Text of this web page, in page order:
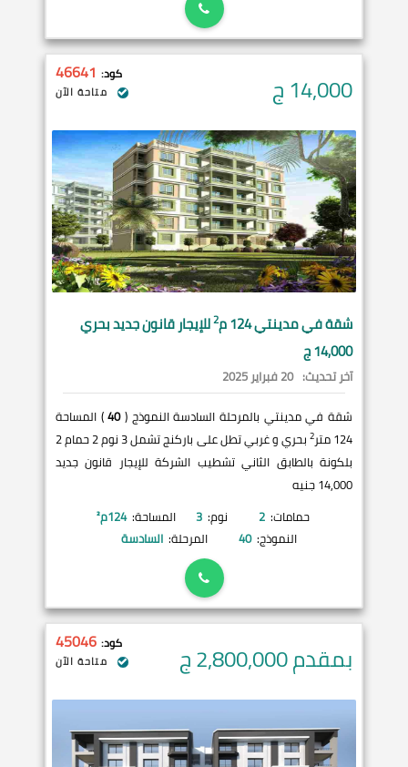
14,000ج كود: 46641
متاحة الآن
شقة فيمدينتي124 م 2للإيجار قانون جديد بحري
14,000 ج
آخر تحديث: 20 فبراير 2025
شقة في مدينتي بالمرحلة السادسة النموذج (40) المساحة
124 متر
2
بحري و غربي تطل على باركنج تشمل 3 نوم 2 حمام 2
بلكونة بالطابق الثاني تشطيب الشركة للإيجار قانون جديد
14,000 جنيه
حمامات: 2 نوم: 3 المساحة: 124م²
النموذج: 40 المرحلة: السادسة
بمقدم 2,800,000 ج كود: 45046
متاحة الآن